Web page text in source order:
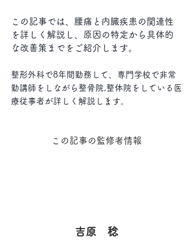
この記事では、腰痛と内臓疾患の関連性
を詳しく解説し、原因の特定から具体的
な改善策までをご紹介します。
整形外科で8年間勤務して、専門学校で非常
勤講師をしながら整骨院,整体院をしている医
療従事者が詳しく解説します。
この記事の監修者情報
吉原　稔